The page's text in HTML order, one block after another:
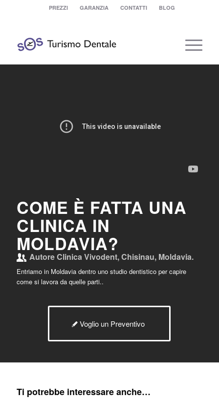
PREZZI GARANZIA CONTATTI BLOG
COME È FATTA UNA
CLINICA IN
MOLDAVIA?
AutoreClinica Vivodent, Chisinau, Moldavia.
Entriamo in Moldavia dentro uno studio dentistico per capire
come si lavora da quelle parti..
Voglio un Preventivo
Ti potrebbe interessare anche…